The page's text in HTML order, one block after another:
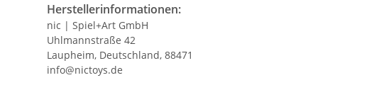
Herstellerinformationen:
nic | Spiel+Art GmbH
Uhlmannstraße 42
Laupheim, Deutschland, 88471
info@nictoys.de